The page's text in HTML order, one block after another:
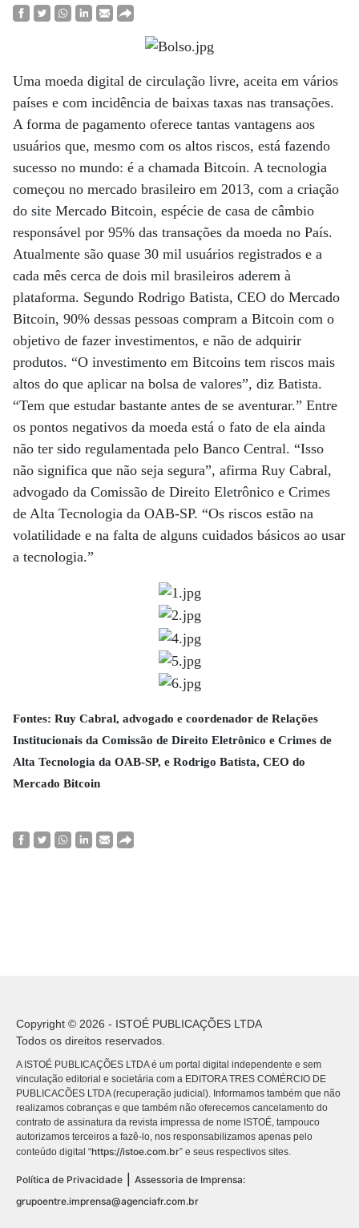
Uma moeda digital de circulação livre, aceita em vários
países e com incidência de baixas taxas nas transações.
A forma de pagamento oferece tantas vantagens aos
usuários que, mesmo com os altos riscos, está fazendo
sucesso no mundo: é a chamada Bitcoin. A tecnologia
começou no mercado brasileiro em 2013, com a criação
do site Mercado Bitcoin, espécie de casa de câmbio
responsável por 95% das transações da moeda no País.
Atualmente são quase 30 mil usuários registrados e a
cada mês cerca de dois mil brasileiros aderem à
plataforma. Segundo Rodrigo Batista, CEO do Mercado
Bitcoin, 90% dessas pessoas compram a Bitcoin com o
objetivo de fazer investimentos, e não de adquirir
produtos. “O investimento em Bitcoins tem riscos mais
altos do que aplicar na bolsa de valores”, diz Batista.
“Tem que estudar bastante antes de se aventurar.” Entre
os pontos negativos da moeda está o fato de ela ainda
não ter sido regulamentada pelo Banco Central. “Isso
não significa que não seja segura”, afirma Ruy Cabral,
advogado da Comissão de Direito Eletrônico e Crimes
de Alta Tecnologia da OAB-SP. “Os riscos estão na
volatilidade e na falta de alguns cuidados básicos ao usar
a tecnologia.”
Fontes: Ruy Cabral, advogado e coordenador de Relações
Institucionais da Comissão de Direito Eletrônico e Crimes de
Alta Tecnologia da OAB-SP, e Rodrigo Batista, CEO do
Mercado Bitcoin
Copyright © 2026 - ISTOÉ PUBLICAÇÕES LTDA
Todos os direitos reservados.
A ISTOÉ PUBLICAÇÕES LTDA é um portal digital independente e sem
vinculação editorial e societária com a EDITORA TRES COMÉRCIO DE
PUBLICACÕES LTDA (recuperação judicial). Informamos também que não
realizamos cobranças e que também não oferecemos cancelamento do
contrato de assinatura da revista impressa de nome ISTOÉ, tampouco
autorizamos terceiros a fazê-lo, nos responsabilizamos apenas pelo
conteúdo digital “https://istoe.com.br” e seus respectivos sites.
Política de Privacidade
Assessoria de Imprensa:
grupoentre.imprensa@agenciafr.com.br